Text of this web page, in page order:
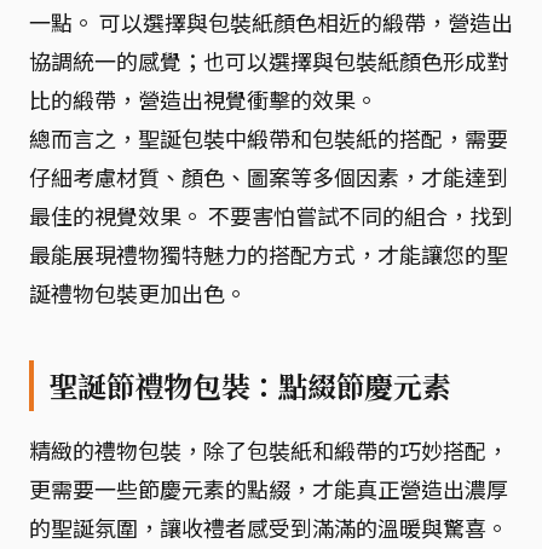
一點。 可以選擇與包裝紙顏色相近的緞帶，營造出
協調統一的感覺；也可以選擇與包裝紙顏色形成對
比的緞帶，營造出視覺衝擊的效果。
總而言之，聖誕包裝中緞帶和包裝紙的搭配，需要
仔細考慮材質、顏色、圖案等多個因素，才能達到
最佳的視覺效果。 不要害怕嘗試不同的組合，找到
最能展現禮物獨特魅力的搭配方式，才能讓您的聖
誕禮物包裝更加出色。
聖誕節禮物包裝：點綴節慶元素
精緻的禮物包裝，除了包裝紙和緞帶的巧妙搭配，
更需要一些節慶元素的點綴，才能真正營造出濃厚
的聖誕氛圍，讓收禮者感受到滿滿的溫暖與驚喜。